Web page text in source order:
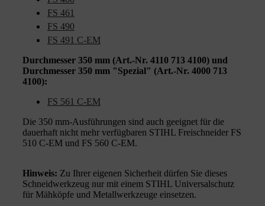
FS 461
FS 490
FS 491 C-EM
Durchmesser 350 mm (Art.-Nr. 4110 713 4100) und
Durchmesser 350 mm "Spezial" (Art.-Nr. 4000 713
4100):
FS 561 C-EM
Die 350 mm-Ausführungen sind auch geeignet für die
dauerhaft nicht mehr verfügbaren STIHL Freischneider FS
510 C-EM und FS 560 C-EM.
Hinweis: Zu Ihrer eigenen Sicherheit dürfen Sie dieses
Schneidwerkzeug nur mit einem STIHL Universalschutz
für Mähköpfe und Metallwerkzeuge einsetzen.